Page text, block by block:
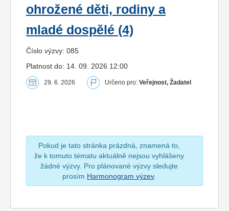
ohrožené děti, rodiny a
mladé dospělé (4)
Číslo výzvy: 085
Platnost do: 14. 09. 2026 12:00
29. 6. 2026 Určeno pro: Veřejnost, Žadatel
Pokud je tato stránka prázdná, znamená to,
že k tomuto tématu aktuálně nejsou vyhlášeny
žádné výzvy. Pro plánované výzvy sledujte
prosím Harmonogram výzev.